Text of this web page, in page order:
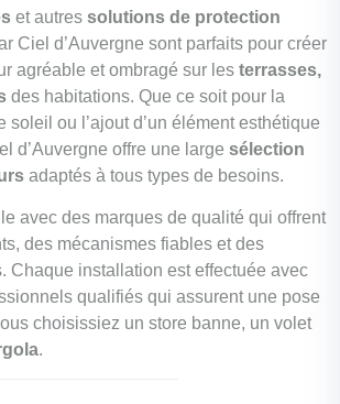
et autres solutions de protection
Ciel d’Auvergne sont parfaits pour créer
agréable et ombragé sur les terrasses,
des habitations. Que ce soit pour la
soleil ou l’ajout d’un élément esthétique
d’Auvergne offre une large sélection
adaptés à tous types de besoins.
avec des marques de qualité qui offrent
des mécanismes fiables et des
Chaque installation est effectuée avec
qualifiés qui assurent une pose
choisissiez un store banne, un volet
.